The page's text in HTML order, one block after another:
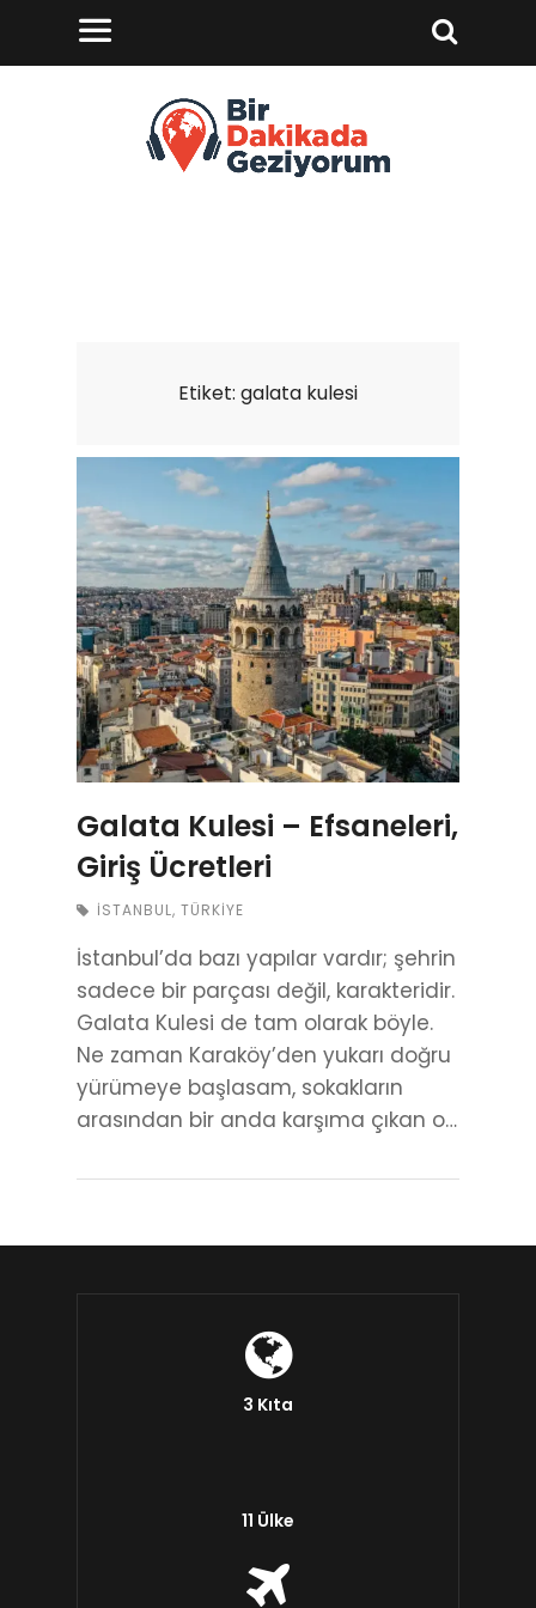
Etiket: galata kulesi
Galata Kulesi – Efsaneleri,
Giriş Ücretleri
İSTANBUL, TÜRKIYE
İstanbul’da bazı yapılar vardır; şehrin
sadece bir parçası değil, karakteridir.
Galata Kulesi de tam olarak böyle.
Ne zaman Karaköy’den yukarı doğru
yürümeye başlasam, sokakların
arasından bir anda karşıma çıkan o…
3 Kıta
11 Ülke